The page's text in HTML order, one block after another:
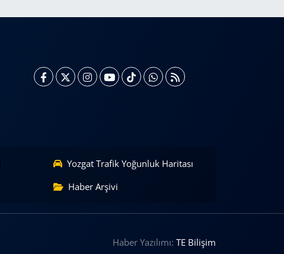
Yozgat Trafik Yoğunluk Haritası
Haber Arşivi
Haber Yazılımı:TE Bilişim